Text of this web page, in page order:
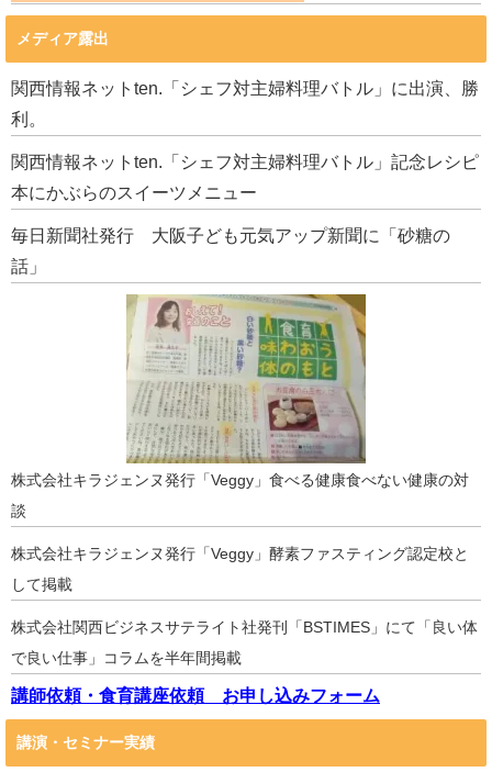
メディア露出
関西情報ネットten.「シェフ対主婦料理バトル」に出演、勝
利。
関西情報ネットten.「シェフ対主婦料理バトル」記念レシピ
本にかぶらのスイーツメニュー
毎日新聞社発行 大阪子ども元気アップ新聞に「砂糖の
話」
株式会社キラジェンヌ発行「Veggy」食べる健康食べない健康の対
談
株式会社キラジェンヌ発行「Veggy」酵素ファスティング認定校と
して掲載
株式会社関西ビジネスサテライト社発刊「BSTIMES」にて「良い体
で良い仕事」コラムを半年間掲載
講師依頼・食育講座依頼 お申し込みフォーム
講演・セミナー実績